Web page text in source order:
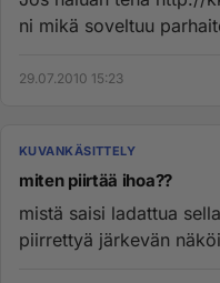
ni mikä soveltuu
29.07.2010 15:23
KUVANKÄSITTELY
miten piirtää ihoa??
mistä saisi ladattua
piirrettyä järkevän